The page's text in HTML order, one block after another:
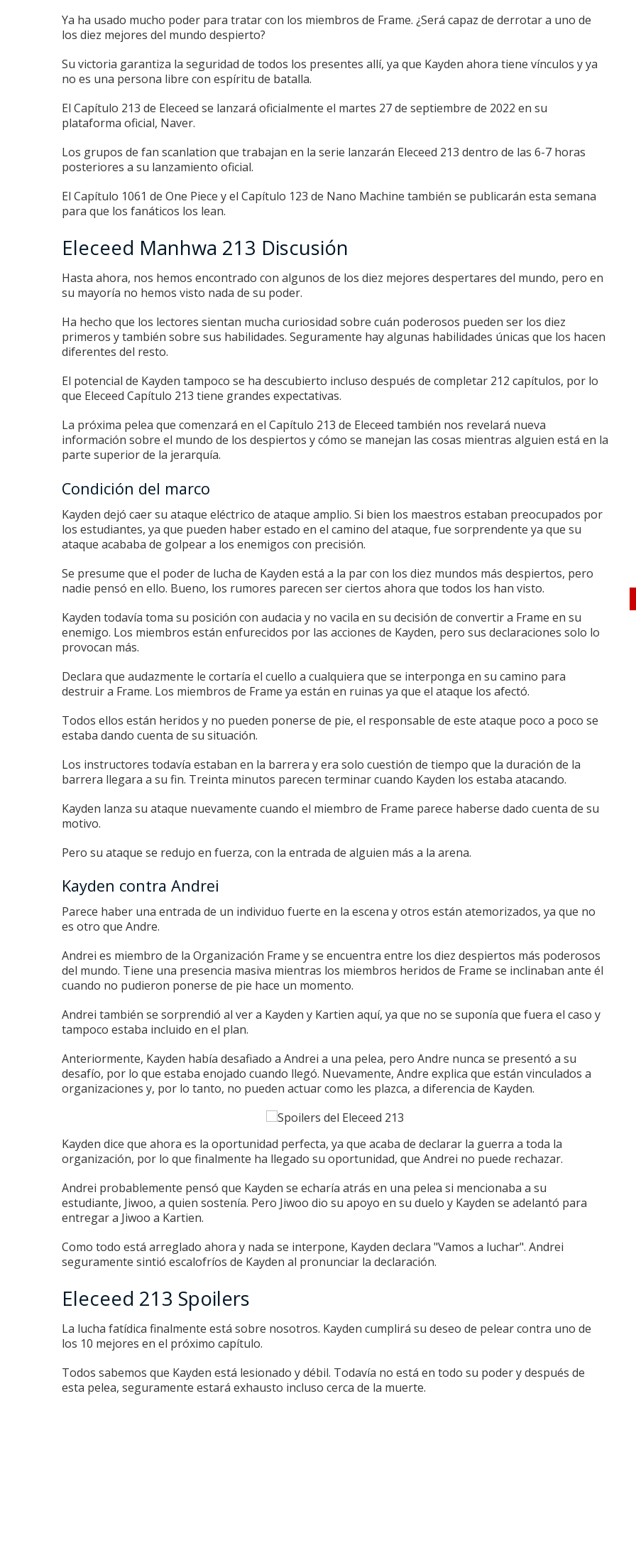
Ya ha usado mucho poder para tratar con los miembros de Frame. ¿Será capaz de derrotar a uno de
los diez mejores del mundo despierto?
Su victoria garantiza la seguridad de todos los presentes allí, ya que Kayden ahora tiene vínculos y ya
no es una persona libre con espíritu de batalla.
El Capítulo 213 de Eleceed se lanzará oficialmente el martes 27 de septiembre de 2022 en su
plataforma oficial, Naver.
Los grupos de fan scanlation que trabajan en la serie lanzarán Eleceed 213 dentro de las 6-7 horas
posteriores a su lanzamiento oficial.
El Capítulo 1061 de One Piece y el Capítulo 123 de Nano Machine también se publicarán esta semana
para que los fanáticos los lean.
Eleceed Manhwa 213 Discusión
Hasta ahora, nos hemos encontrado con algunos de los diez mejores despertares del mundo, pero en
su mayoría no hemos visto nada de su poder.
Ha hecho que los lectores sientan mucha curiosidad sobre cuán poderosos pueden ser los diez
primeros y también sobre sus habilidades. Seguramente hay algunas habilidades únicas que los hacen
diferentes del resto.
El potencial de Kayden tampoco se ha descubierto incluso después de completar 212 capítulos, por lo
que Eleceed Capítulo 213 tiene grandes expectativas.
La próxima pelea que comenzará en el Capítulo 213 de Eleceed también nos revelará nueva
información sobre el mundo de los despiertos y cómo se manejan las cosas mientras alguien está en la
parte superior de la jerarquía.
Condición del marco
Kayden dejó caer su ataque eléctrico de ataque amplio. Si bien los maestros estaban preocupados por
los estudiantes, ya que pueden haber estado en el camino del ataque, fue sorprendente ya que su
ataque acababa de golpear a los enemigos con precisión.
Se presume que el poder de lucha de Kayden está a la par con los diez mundos más despiertos, pero
nadie pensó en ello. Bueno, los rumores parecen ser ciertos ahora que todos los han visto.
Kayden todavía toma su posición con audacia y no vacila en su decisión de convertir a Frame en su
enemigo. Los miembros están enfurecidos por las acciones de Kayden, pero sus declaraciones solo lo
provocan más.
Declara que audazmente le cortaría el cuello a cualquiera que se interponga en su camino para
destruir a Frame. Los miembros de Frame ya están en ruinas ya que el ataque los afectó.
Todos ellos están heridos y no pueden ponerse de pie, el responsable de este ataque poco a poco se
estaba dando cuenta de su situación.
Los instructores todavía estaban en la barrera y era solo cuestión de tiempo que la duración de la
barrera llegara a su fin. Treinta minutos parecen terminar cuando Kayden los estaba atacando.
Kayden lanza su ataque nuevamente cuando el miembro de Frame parece haberse dado cuenta de su
motivo.
Pero su ataque se redujo en fuerza, con la entrada de alguien más a la arena.
Kayden contra Andrei
Parece haber una entrada de un individuo fuerte en la escena y otros están atemorizados, ya que no
es otro que Andre.
Andrei es miembro de la Organización Frame y se encuentra entre los diez despiertos más poderosos
del mundo. Tiene una presencia masiva mientras los miembros heridos de Frame se inclinaban ante él
cuando no pudieron ponerse de pie hace un momento.
Andrei también se sorprendió al ver a Kayden y Kartien aquí, ya que no se suponía que fuera el caso y
tampoco estaba incluido en el plan.
Anteriormente, Kayden había desafiado a Andrei a una pelea, pero Andre nunca se presentó a su
desafío, por lo que estaba enojado cuando llegó. Nuevamente, Andre explica que están vinculados a
organizaciones y, por lo tanto, no pueden actuar como les plazca, a diferencia de Kayden.
Kayden dice que ahora es la oportunidad perfecta, ya que acaba de declarar la guerra a toda la
organización, por lo que finalmente ha llegado su oportunidad, que Andrei no puede rechazar.
Andrei probablemente pensó que Kayden se echaría atrás en una pelea si mencionaba a su
estudiante, Jiwoo, a quien sostenía. Pero Jiwoo dio su apoyo en su duelo y Kayden se adelantó para
entregar a Jiwoo a Kartien.
Como todo está arreglado ahora y nada se interpone, Kayden declara "Vamos a luchar". Andrei
seguramente sintió escalofríos de Kayden al pronunciar la declaración.
Eleceed 213 Spoilers
La lucha fatídica finalmente está sobre nosotros. Kayden cumplirá su deseo de pelear contra uno de
los 10 mejores en el próximo capítulo.
Todos sabemos que Kayden está lesionado y débil. Todavía no está en todo su poder y después de
esta pelea, seguramente estará exhausto incluso cerca de la muerte.